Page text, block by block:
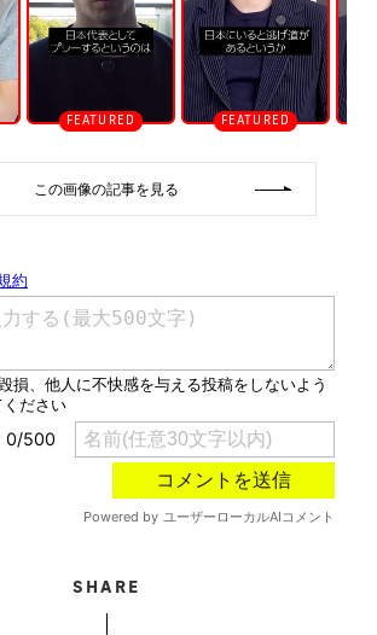
この画像の記事を見る
SHARE